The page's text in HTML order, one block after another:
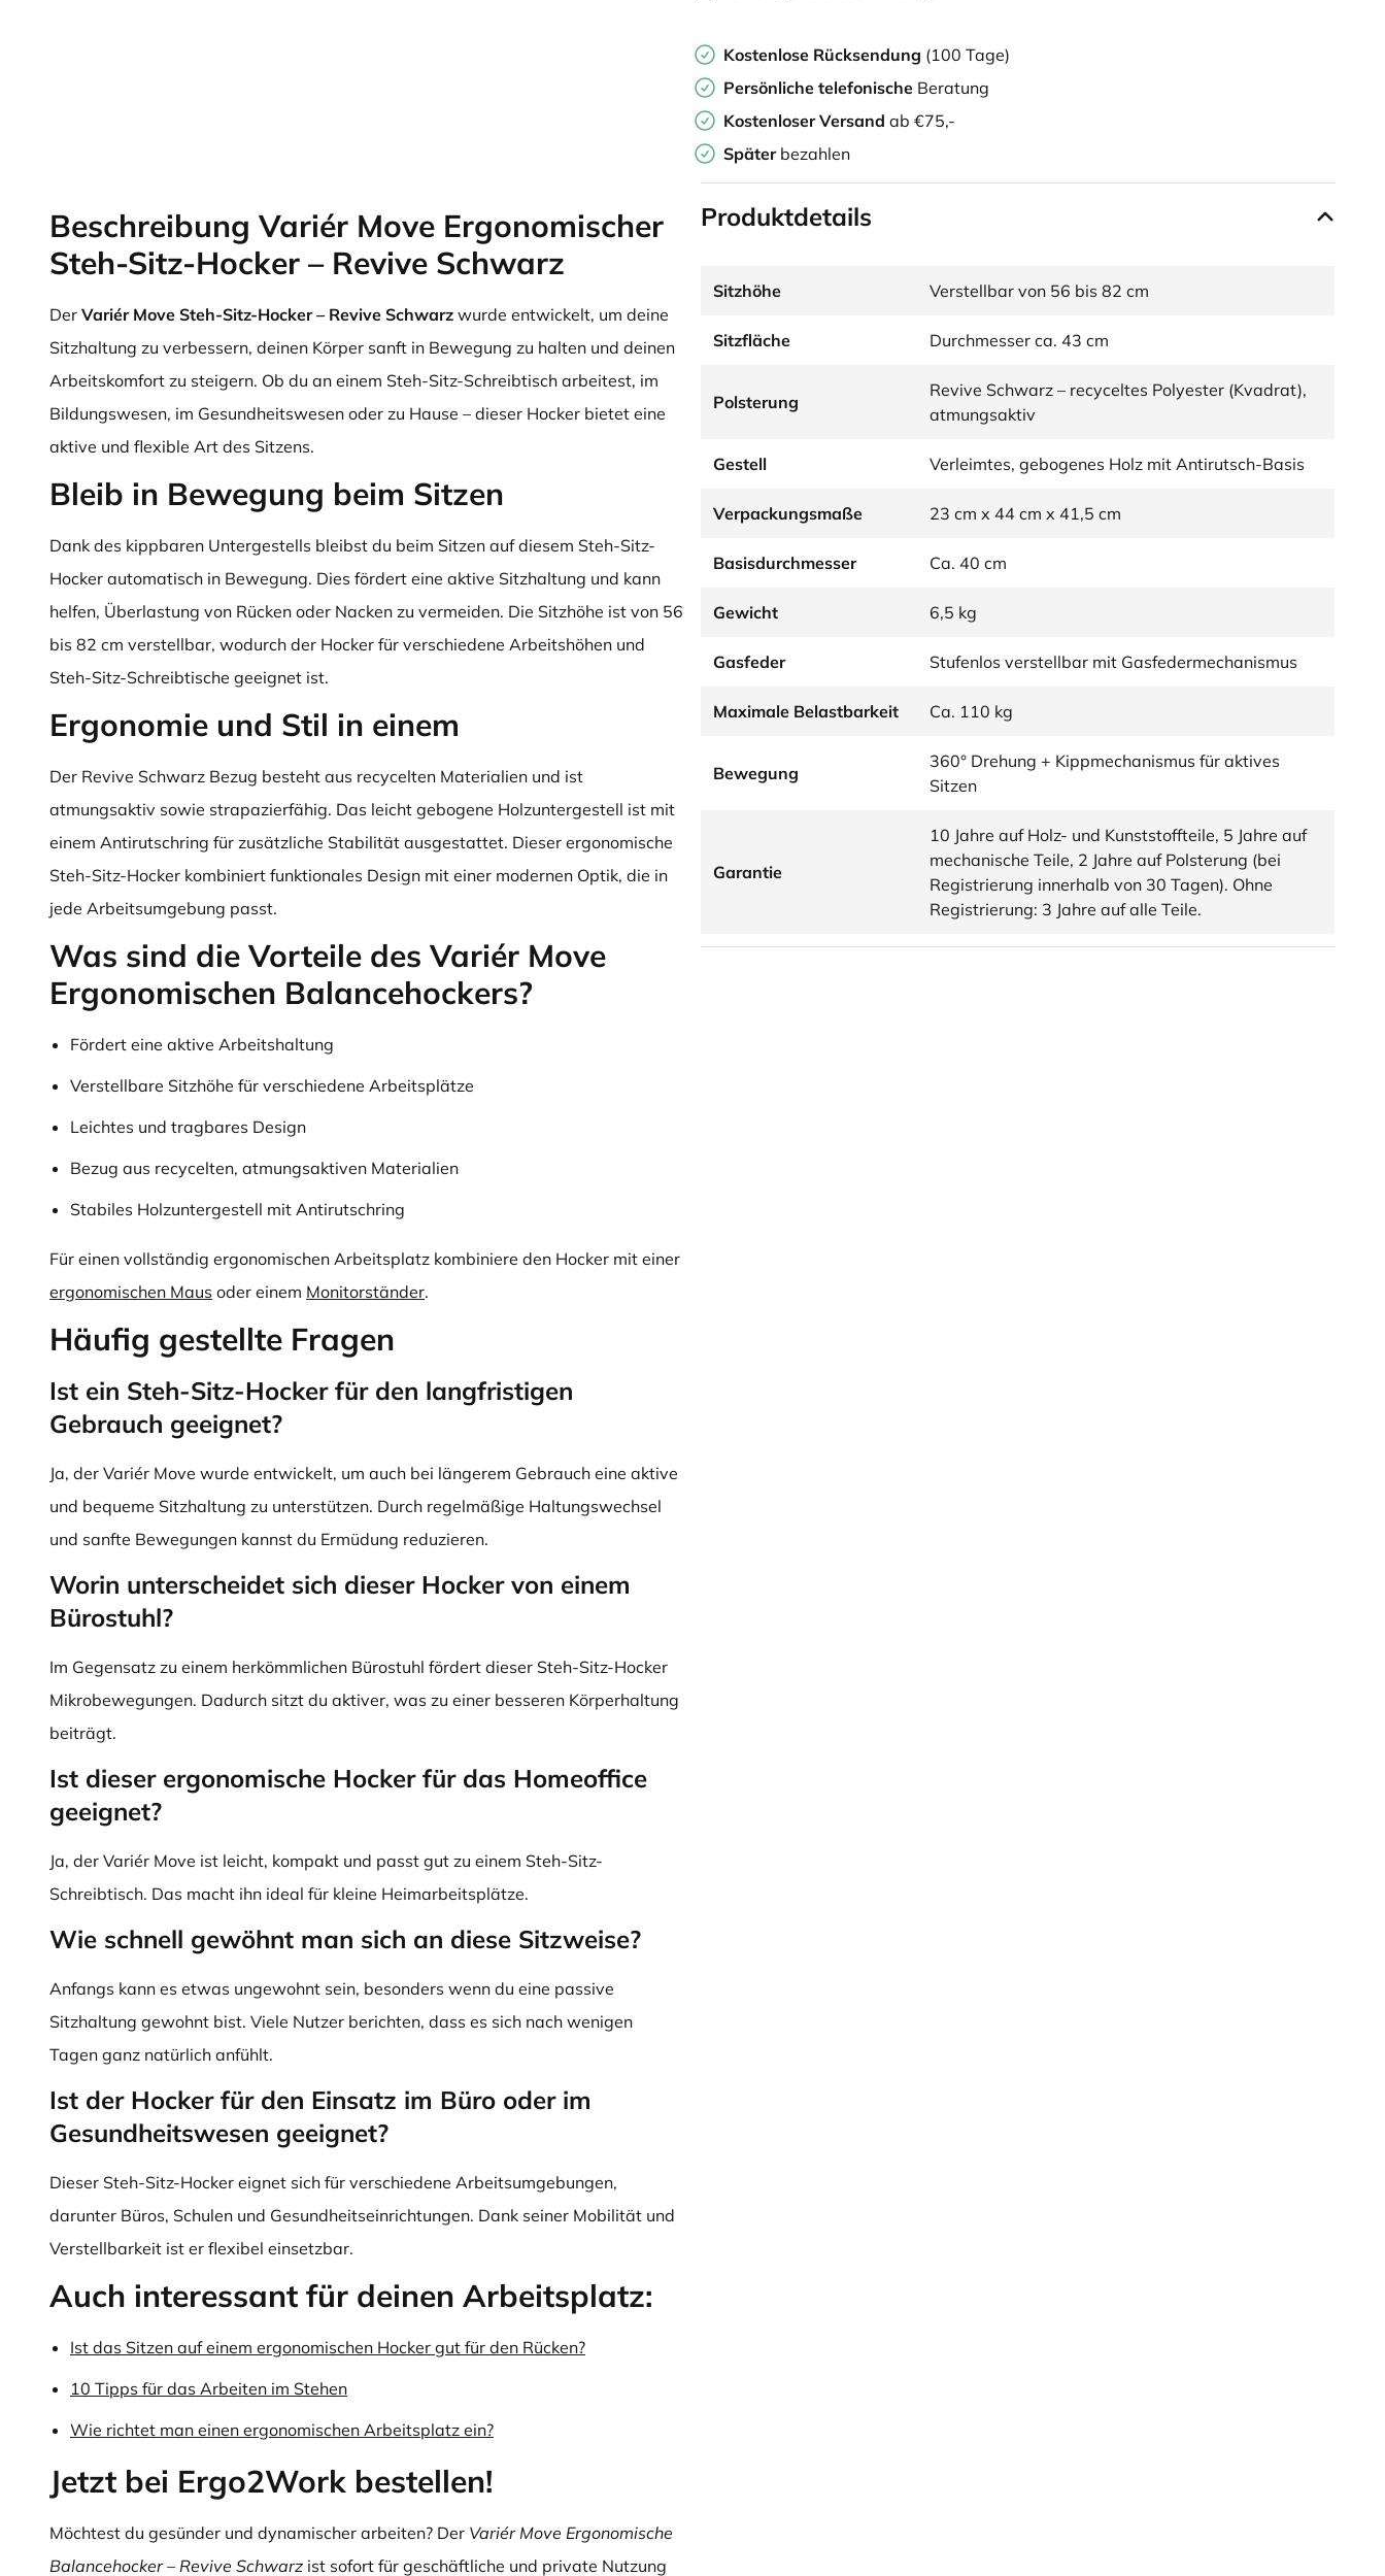
Kostenlose Rücksendung (100 Tage)
Persönliche telefonische Beratung
Kostenloser Versand ab €75,-
Später bezahlen
Beschreibung Variér Move Ergonomischer
Steh-Sitz-Hocker – Revive Schwarz
Der Variér Move Steh-Sitz-Hocker – Revive Schwarz wurde entwickelt, um deine
Sitzhaltung zu verbessern, deinen Körper sanft in Bewegung zu halten und deinen
Arbeitskomfort zu steigern. Ob du an einem Steh-Sitz-Schreibtisch arbeitest, im
Bildungswesen, im Gesundheitswesen oder zu Hause – dieser Hocker bietet eine
aktive und flexible Art des Sitzens.
Bleib in Bewegung beim Sitzen
Dank des kippbaren Untergestells bleibst du beim Sitzen auf diesem Steh-Sitz-
Hocker automatisch in Bewegung. Dies fördert eine aktive Sitzhaltung und kann
helfen, Überlastung von Rücken oder Nacken zu vermeiden. Die Sitzhöhe ist von 56
bis 82 cm verstellbar, wodurch der Hocker für verschiedene Arbeitshöhen und
Steh-Sitz-Schreibtische geeignet ist.
Ergonomie und Stil in einem
Der Revive Schwarz Bezug besteht aus recycelten Materialien und ist
atmungsaktiv sowie strapazierfähig. Das leicht gebogene Holzuntergestell ist mit
einem Antirutschring für zusätzliche Stabilität ausgestattet. Dieser ergonomische
Steh-Sitz-Hocker kombiniert funktionales Design mit einer modernen Optik, die in
jede Arbeitsumgebung passt.
Was sind die Vorteile des Variér Move
Ergonomischen Balancehockers?
Fördert eine aktive Arbeitshaltung
Verstellbare Sitzhöhe für verschiedene Arbeitsplätze
Leichtes und tragbares Design
Bezug aus recycelten, atmungsaktiven Materialien
Stabiles Holzuntergestell mit Antirutschring
Für einen vollständig ergonomischen Arbeitsplatz kombiniere den Hocker mit einer
ergonomischen Maus oder einem Monitorständer.
Häufig gestellte Fragen
Ist ein Steh-Sitz-Hocker für den langfristigen
Gebrauch geeignet?
Ja, der Variér Move wurde entwickelt, um auch bei längerem Gebrauch eine aktive
und bequeme Sitzhaltung zu unterstützen. Durch regelmäßige Haltungswechsel
und sanfte Bewegungen kannst du Ermüdung reduzieren.
Worin unterscheidet sich dieser Hocker von einem
Bürostuhl?
Im Gegensatz zu einem herkömmlichen Bürostuhl fördert dieser Steh-Sitz-Hocker
Mikrobewegungen. Dadurch sitzt du aktiver, was zu einer besseren Körperhaltung
beiträgt.
Ist dieser ergonomische Hocker für das Homeoffice
geeignet?
Ja, der Variér Move ist leicht, kompakt und passt gut zu einem Steh-Sitz-
Schreibtisch. Das macht ihn ideal für kleine Heimarbeitsplätze.
Wie schnell gewöhnt man sich an diese Sitzweise?
Anfangs kann es etwas ungewohnt sein, besonders wenn du eine passive
Sitzhaltung gewohnt bist. Viele Nutzer berichten, dass es sich nach wenigen
Tagen ganz natürlich anfühlt.
Ist der Hocker für den Einsatz im Büro oder im
Gesundheitswesen geeignet?
Dieser Steh-Sitz-Hocker eignet sich für verschiedene Arbeitsumgebungen,
darunter Büros, Schulen und Gesundheitseinrichtungen. Dank seiner Mobilität und
Verstellbarkeit ist er flexibel einsetzbar.
Auch interessant für deinen Arbeitsplatz:
Ist das Sitzen auf einem ergonomischen Hocker gut für den Rücken?
10 Tipps für das Arbeiten im Stehen
Wie richtet man einen ergonomischen Arbeitsplatz ein?
Jetzt bei Ergo2Work bestellen!
Möchtest du gesünder und dynamischer arbeiten? Der Variér Move Ergonomische
Balancehocker – Revive Schwarz ist sofort für geschäftliche und private Nutzung
Produktdetails
Sitzhöhe Verstellbar von 56 bis 82 cm
Sitzfläche Durchmesser ca. 43 cm
Polsterung
Revive Schwarz – recyceltes Polyester (Kvadrat),
atmungsaktiv
Gestell Verleimtes, gebogenes Holz mit Antirutsch-Basis
Verpackungsmaße 23 cm x 44 cm x 41,5 cm
Basisdurchmesser Ca. 40 cm
Gewicht 6,5 kg
Gasfeder Stufenlos verstellbar mit Gasfedermechanismus
Maximale Belastbarkeit Ca. 110 kg
Bewegung
360° Drehung + Kippmechanismus für aktives
Sitzen
Garantie
10 Jahre auf Holz- und Kunststoffteile, 5 Jahre auf
mechanische Teile, 2 Jahre auf Polsterung (bei
Registrierung innerhalb von 30 Tagen). Ohne
Registrierung: 3 Jahre auf alle Teile.